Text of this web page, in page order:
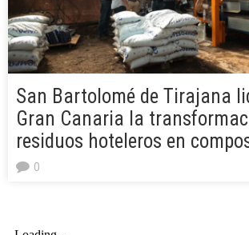
San Bartolomé de Tirajana
Gran Canaria la
residuos hoteleros en
0